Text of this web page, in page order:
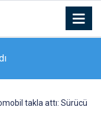
takla attı: Sürücü